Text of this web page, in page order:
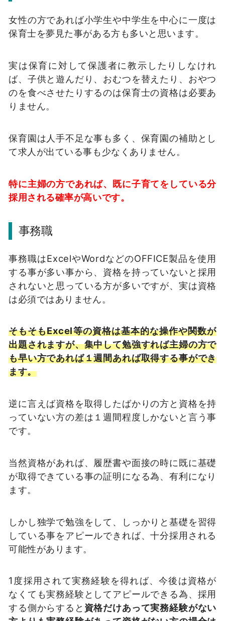
女性の方であれば小学生や中学生を中心に一度は
保育士を夢見た事がある方も多いと思います。
実は保育に対して保護者に教示したりしなけれ
ば、子供と遊んだり、おむつを替えたり、おやつ
のを食べさせたりするのは保育士の資格は必要あ
りません。
保育園は人手不足な事も多く、保育園の補助とし
て求人が出ている事も少なくありません。
特に主婦の方であれば、既に子育てをしている分
採用される確率が高いです。
事務職
事務職はExcelやWordなどのOFFICE製品を使用
する事が多い事から、資格を持っていないと採用
されないと思っている方が多いですが、実は資格
は必須ではありません。
そもそもExcel等の資格は基本的な操作や関数が
出題されますが、集中して勉強すれば主婦の方で
も早い方であれば１週間あれば取得する事ができ
ます。
逆に言えば資格を取得したばかりの方と資格を持
っていない方の差は１週間程度しかないと言う事
です。
当然資格があれば、履歴書や面接の時に既に基礎
が取得できている事の証明になる為、有利になり
ます。
しかし独学で勉強をして、しっかりと基礎を習得
している事をアピールできれば、十分採用される
可能性があります。
1度採用されて実務経験を得れば、今後は資格が
なくても実務経験としてアピールできる為、採用
する側からすると 資格だけあって実務経験がない